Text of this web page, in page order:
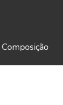
Composição